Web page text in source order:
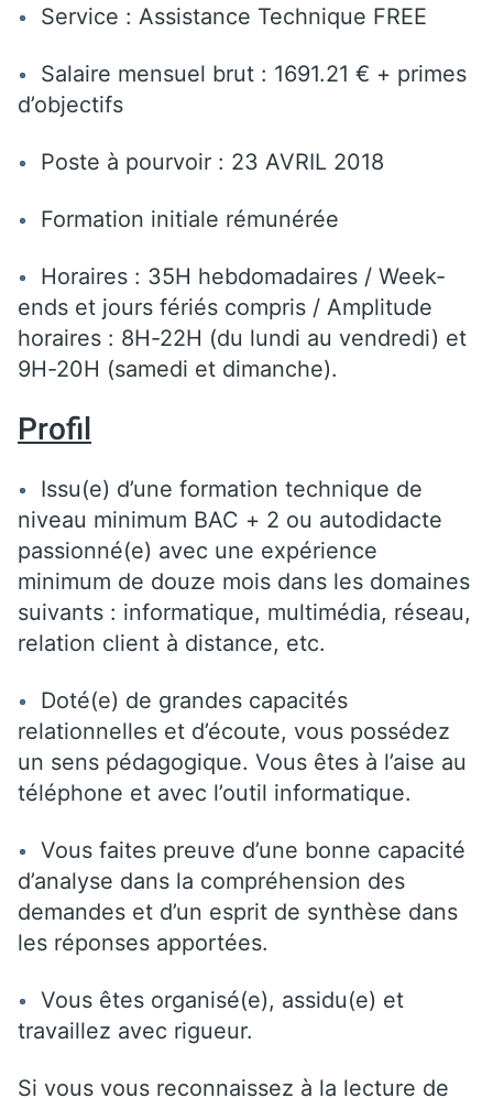
Service : Assistance Technique FREE
Salaire mensuel brut : 1691.21 € + primes
d’objectifs
Poste à pourvoir : 23 AVRIL 2018
Formation initiale rémunérée
Horaires : 35H hebdomadaires / Week-
ends et jours fériés compris / Amplitude
horaires : 8H-22H (du lundi au vendredi) et
9H-20H (samedi et dimanche).
Profil
Issu(e) d’une formation technique de
niveau minimum BAC + 2 ou autodidacte
passionné(e) avec une expérience
minimum de douze mois dans les domaines
suivants : informatique, multimédia, réseau,
relation client à distance, etc.
Doté(e) de grandes capacités
relationnelles et d’écoute, vous possédez
un sens pédagogique. Vous êtes à l’aise au
téléphone et avec l’outil informatique.
Vous faites preuve d’une bonne capacité
d’analyse dans la compréhension des
demandes et d’un esprit de synthèse dans
les réponses apportées.
Vous êtes organisé(e), assidu(e) et
travaillez avec rigueur.
Si vous vous reconnaissez à la lecture de